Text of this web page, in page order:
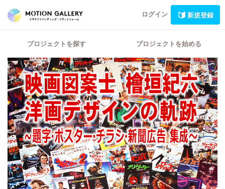
ログイン 新規登録
プロジェクトを探す プロジェクトを始める